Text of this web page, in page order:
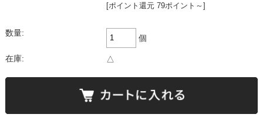
[ポイント還元 79ポイント～]
数量:
個
在庫: △